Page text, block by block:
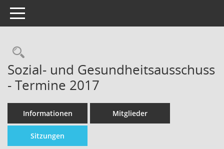
Toggle navigation
Sozial- und Gesundheitsausschuss
- Termine 2017
Informationen Mitglieder
Sitzungen